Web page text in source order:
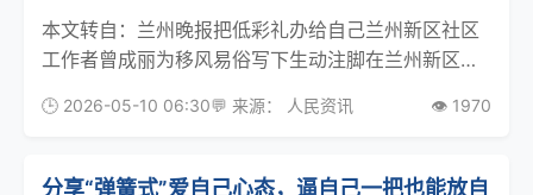
本文转自：兰州晚报把低彩礼办给自己兰州新区社区
工作者曾成丽为移风易俗写下生动注脚在兰州新区吉
大拇指。这位平日里穿梭在楼栋巷口、走进千家万户
的新风宣讲
🕒 2026-05-10 06:30💬 来源： 人民资讯 👁️ 1970
分享“弹簧式”爱自己心态，逼自己一把也能放自